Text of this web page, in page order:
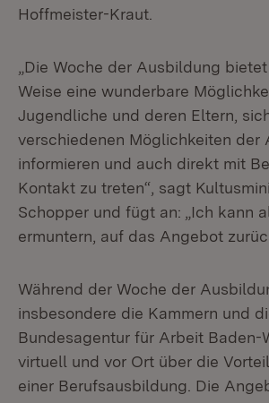
Hoffmeister-Kraut.
„Die Woche der Ausbildung
Weise eine wunderbare
Jugendliche und deren Eltern,
verschiedenen Möglichkeiten der
informieren und auch direkt mit
Kontakt zu treten“, sagt
Schopper und fügt an: „Ich kann
ermuntern, auf das Angebot
Während der Woche der
insbesondere die Kammern und
Bundesagentur für Arbeit Baden-
virtuell und vor Ort über die
einer Berufsausbildung. Die